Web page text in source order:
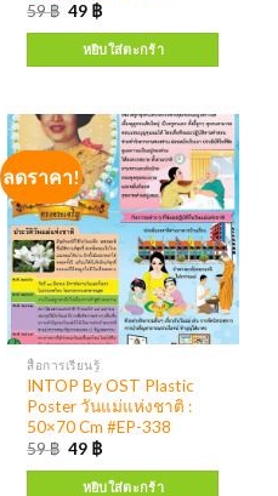
59฿ 49 ฿
หยิบใส่ตะกร้า
ลดราคา!
สื่อการเรียนรู้
INTOP By OST Plastic
Poster วันแม่แห่งชาติ :
50×70 Cm #EP-338
59฿ 49 ฿
หยิบใส่ตะกร้า